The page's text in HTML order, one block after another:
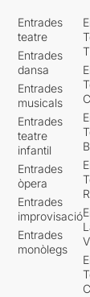
Entrades
teatre
Entrades
dansa
Entrades
musicals
Entrades
teatre
infantil
Entrades
òpera
Entrades
improvisació
Entrades
monòlegs